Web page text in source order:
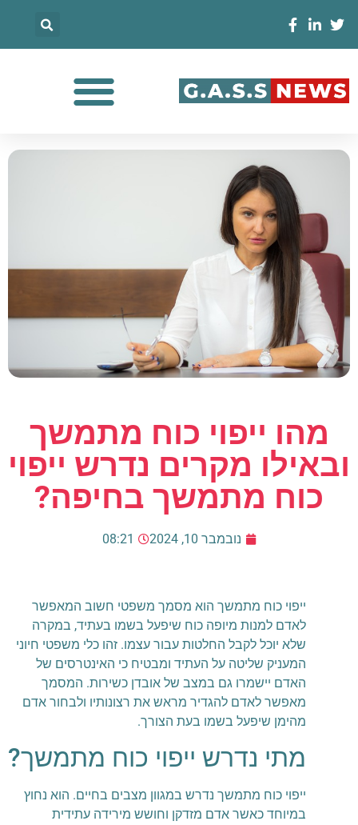
מהו ייפוי כוח מתמשך
ובאילו מקרים נדרש ייפוי
כוח מתמשך בחיפה?
נובמבר 10, 2024 08:21
ייפוי כוח מתמשך הוא מסמך משפטי חשוב המאפשר
לאדם למנות מיופה כוח שיפעל בשמו בעתיד, במקרה
שלא יוכל לקבל החלטות עבור עצמו. זהו כלי משפטי חיוני
המעניק שליטה על העתיד ומבטיח כי האינטרסים של
האדם יישמרו גם במצב של אובדן כשירות. המסמך
מאפשר לאדם להגדיר מראש את רצונותיו ולבחור אדם
מהימן שיפעל בשמו בעת הצורך.
מתי נדרש ייפוי כוח מתמשך?
ייפוי כוח מתמשך נדרש במגוון מצבים בחיים. הוא נחוץ
במיוחד כאשר אדם מזדקן וחושש מירידה עתידית